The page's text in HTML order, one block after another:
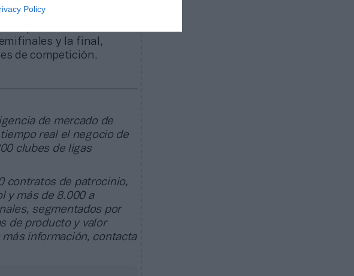
Policy
de partidos en
y la final,
de competición.
de mercado de
real el negocio de
clubes de ligas
contratos de patrocinio,
y más de 8.000 a
segmentados por
de producto y valor
información, contacta